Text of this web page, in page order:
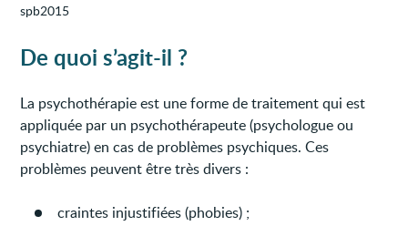
spb2015
De quoi s’agit-il ?
La psychothérapie est une forme de traitement qui est
appliquée par un psychothérapeute (psychologue ou
psychiatre) en cas de problèmes psychiques. Ces
problèmes peuvent être très divers :
craintes injustifiées (phobies) ;